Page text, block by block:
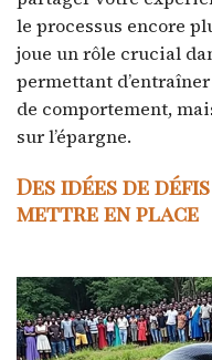
le processus encore
joue un rôle crucial
permettant
de comportement,
sur l’épargne.
Des idées de
mettre en place